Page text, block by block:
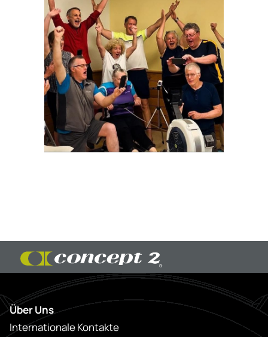
Über Uns
Internationale Kontakte